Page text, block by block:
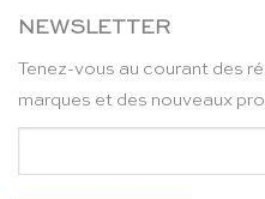
NEWSLETTER
Tenez-vous au courant des
marques et des nouveaux